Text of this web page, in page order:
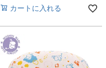
カートに入れる